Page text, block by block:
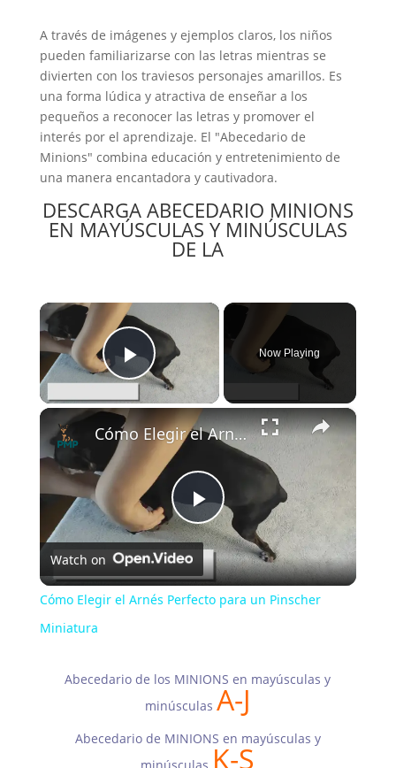
A través de imágenes y ejemplos claros, los niños
pueden familiarizarse con las letras mientras se
divierten con los traviesos personajes amarillos. Es
una forma lúdica y atractiva de enseñar a los
pequeños a reconocer las letras y promover el
interés por el aprendizaje. El "Abecedario de
Minions" combina educación y entretenimiento de
una manera encantadora y cautivadora.
DESCARGA ABECEDARIO MINIONS
EN MAYÚSCULAS Y MINÚSCULAS
DE LA
×
Play Video
Now Playing
×
P
l
y
V
Cómo Elegir el Arnés Perfecto para un Pinscher Miniatura
Watch on
Cómo Elegir el Arnés Perfecto para un Pinscher
Miniatura
Abecedario de los MINIONS en mayúsculas y
minúsculas A-J
Abecedario de MINIONS en mayúsculas y
K-S